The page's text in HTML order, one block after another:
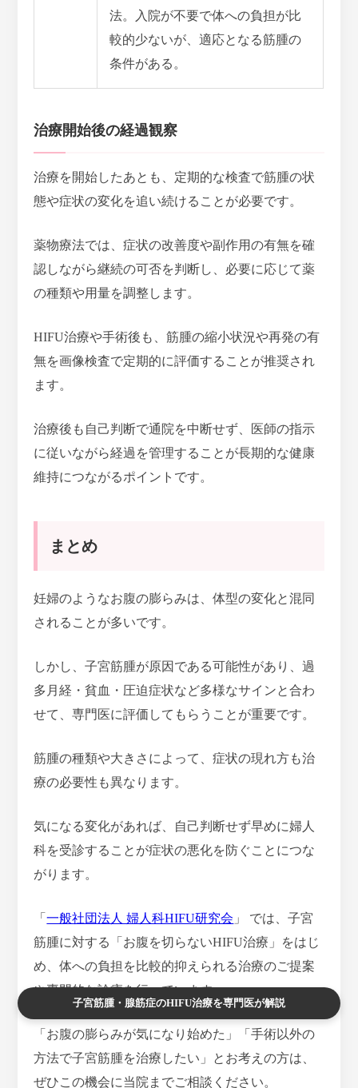
子宮筋腫・腺筋症のHIFU治療を専門医が解説
法。入院が不要で体への負担が比
較的少ないが、適応となる筋腫の
条件がある。
治療開始後の経過観察
治療を開始したあとも、定期的な検査で筋腫の状
態や症状の変化を追い続けることが必要です。
薬物療法では、症状の改善度や副作用の有無を確
認しながら継続の可否を判断し、必要に応じて薬
の種類や用量を調整します。
HIFU治療や手術後も、筋腫の縮小状況や再発の有
無を画像検査で定期的に評価することが推奨され
ます。
治療後も自己判断で通院を中断せず、医師の指示
に従いながら経過を管理することが長期的な健康
維持につながるポイントです。
まとめ
妊婦のようなお腹の膨らみは、体型の変化と混同
されることが多いです。
しかし、子宮筋腫が原因である可能性があり、過
多月経・貧血・圧迫症状など多様なサインと合わ
せて、専門医に評価してもらうことが重要です。
筋腫の種類や大きさによって、症状の現れ方も治
療の必要性も異なります。
気になる変化があれば、自己判断せず早めに婦人
科を受診することが症状の悪化を防ぐことにつな
がります。
「一般社団法人 婦人科HIFU研究会 」 では、子宮
筋腫に対する「お腹を切らないHIFU治療」をはじ
め、体への負担を比較的抑えられる治療のご提案
や専門的な診療を行っています。
「お腹の膨らみが気になり始めた」「手術以外の
方法で子宮筋腫を治療したい」とお考えの方は、
ぜひこの機会に当院までご相談ください。